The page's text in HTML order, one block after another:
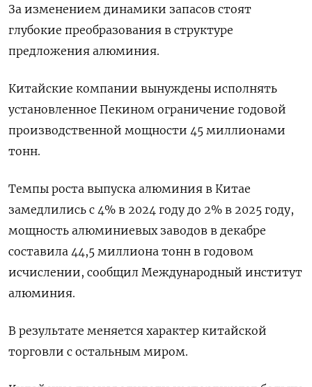
За изменением динамики запасов стоят
глубокие преобразования в структуре
предложения алюминия.
Китайские компании вынуждены исполнять
установленное ​Пекином ограничение годовой
производственной мощности 45 миллионами
тонн.
Темпы ​роста выпуска алюминия в Китае
замедлились ‌с 4% в 2024 году до 2% в 2025 году,
мощность алюминиевых заводов в декабре
составила 44,5 миллиона тонн в годовом
исчислении, сообщил Международный институт
​алюминия.
В результате меняется характер китайской
торговли с остальным миром.